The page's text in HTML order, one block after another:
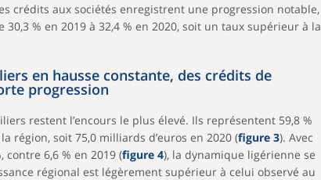
crédits aux sociétés enregistrent une progression notable,
% en 2019 à 32,4 % en 2020, soit un taux supérieur à la
en hausse constante, des crédits de
progression
restent l’encours le plus élevé. Ils représentent 59,8 %
région, soit 75,0 milliards d’euros en 2020 (figure 3). Avec
contre 6,6 % en 2019 (figure 4), la dynamique ligérienne se
régional est légèrement supérieur à celui observé au